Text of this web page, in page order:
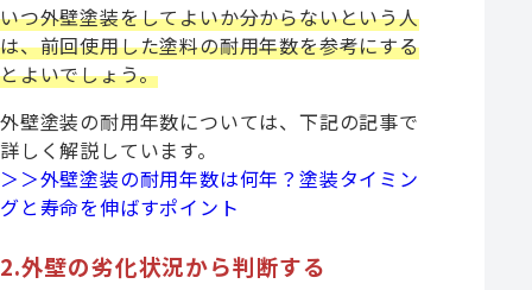
いつ外壁塗装をしてよいか分からないという人
は、前回使用した塗料の耐用年数を参考にする
とよいでしょう。
外壁塗装の耐用年数については、下記の記事で
詳しく解説しています。
＞＞外壁塗装の耐用年数は何年？塗装タイミン
グと寿命を伸ばすポイント
2.外壁の劣化状況から判断する